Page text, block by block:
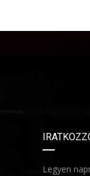
Legyen